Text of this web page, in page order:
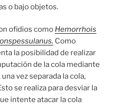
o bajo objetos.
ofidios como Hemorrhois
Como
la posibilidad de realizar
de la cola mediante
vez separada la cola,
se realiza para desviar la
intente atacar la cola